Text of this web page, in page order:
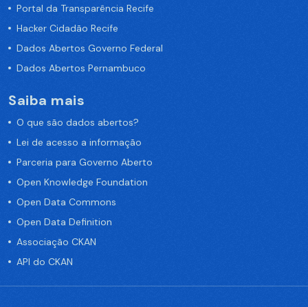
Portal da Transparência Recife
Hacker Cidadão Recife
Dados Abertos Governo Federal
Dados Abertos Pernambuco
Saiba mais
O que são dados abertos?
Lei de acesso a informação
Parceria para Governo Aberto
Open Knowledge Foundation
Open Data Commons
Open Data Definition
Associação CKAN
API do CKAN